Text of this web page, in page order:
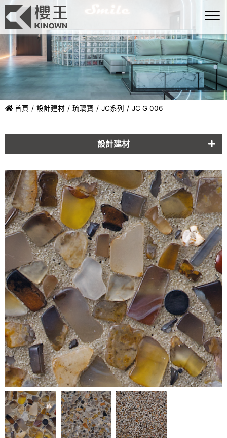
首頁 設計建材 琉璃寶 JC系列 JC G 006
設計建材
石物
印克
鐵物
木物
琉璃寶
CC系列
CF系列
CJ系列
CM系列
JC系列
JM系列
MM系列